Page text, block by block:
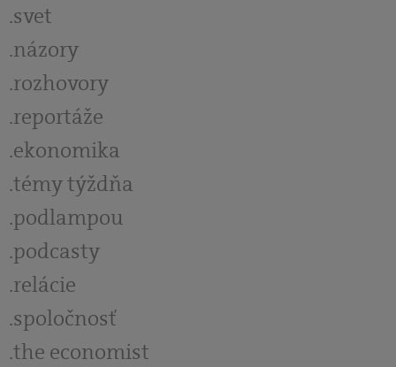
svet
názory
rozhovory
reportáže
ekonomika
témy týždňa
podlampou
podcasty
relácie
spoločnosť
the economist